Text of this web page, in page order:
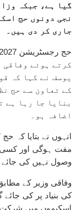
گیا ہے، جبکہ
نجی دونوں حج
جاری کر دی ہیں۔
کرتے ہوئے وفاقی
یوسف نے کہا کہ
کے تعاون سے حج
بنایا جا رہا ہے
اضافہ ہو۔
مفت ہوگی اور
وصول نہیں کی
وفاقی وزیر کے
کی بنیاد پر کی